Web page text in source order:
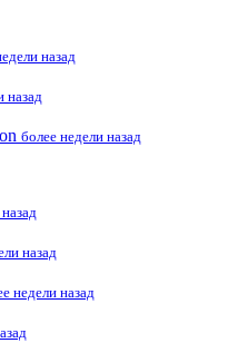
назад
назад
более недели назад
назад
недели назад